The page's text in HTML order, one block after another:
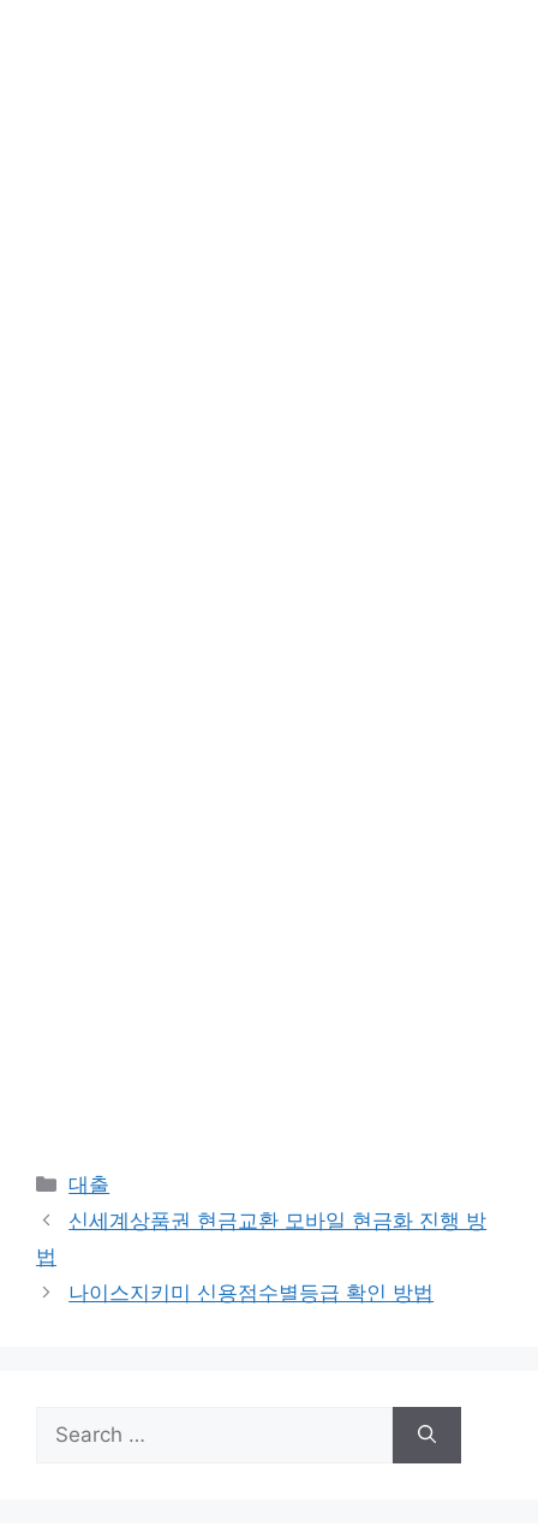
Categories
대출
신세계상품권 현금교환 모바일 현금화 진행 방
법
나이스지키미 신용점수별등급 확인 방법
Search
for: